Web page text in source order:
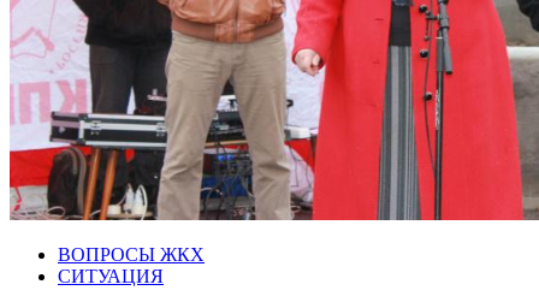
ВОПРОСЫ ЖКХ
СИТУАЦИЯ